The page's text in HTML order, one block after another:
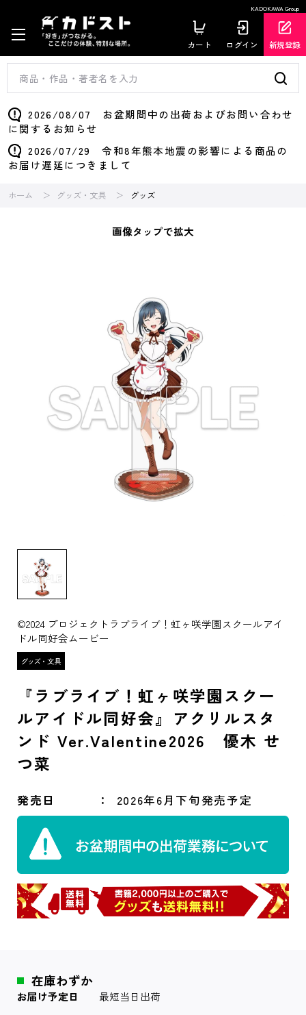
KADOKAWA Group
カート ログイン 新規登録
2026/08/07 お盆期間中の出荷およびお問い合わせ
に関するお知らせ
2026/07/29 令和8年熊本地震の影響による商品の
お届け遅延につきまして
ホーム グッズ・文具 グッズ
画像タップで拡大
©2024 プロジェクトラブライブ！虹ヶ咲学園スクールアイ
ドル同好会ムービー
『ラブライブ！虹ヶ咲学園スクー
ルアイドル同好会』アクリルスタ
ンド Ver.Valentine2026 優木 せ
つ菜
発売日 2026年6月下旬発売予定
在庫わずか
お届け予定日 最短当日出荷